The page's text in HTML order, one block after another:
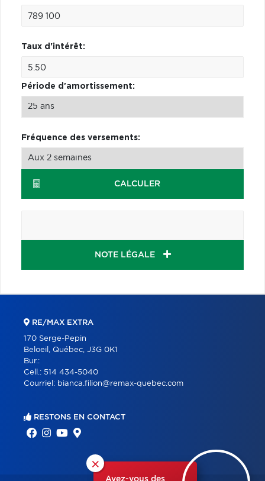
Taux d'intérêt:
Période d'amortissement:
Fréquence des versements:
CALCULER
NOTE LÉGALE
×
Avez-vous des
RE/MAX EXTRA
170 Serge-Pepin
Beloeil, Québec, J3G 0K1
Bur.:
Cell.: 514 434-5040
Courriel: bianca.filion@remax-quebec.com
RESTONS EN CONTACT